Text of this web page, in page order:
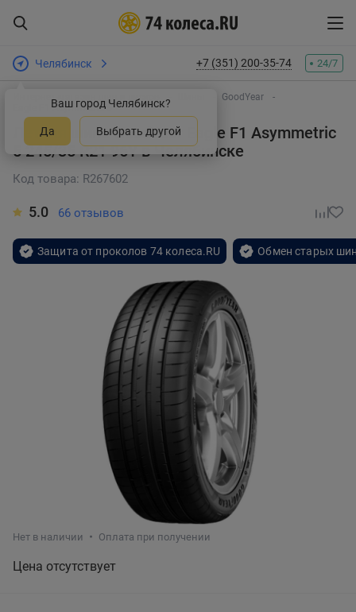
Челябинск
Ваш город Челябинск?
Да Выбрать другой
+7 (351) 200-35-74 24/7
Интернет-магазин шин и дисков
GoodYear
Eagle F1 Asymmetric 5
Летняя шина GoodYear Eagle F1 Asymmetric
5 245/35 R21 96Yв Челябинске
Код товара: R267602
5.0 66 отзывов
Защита от проколов 74 колеса.RU Обмен старых
Нет в наличии Оплата при получении
Цена отсутствует